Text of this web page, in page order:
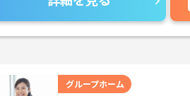
グループホーム